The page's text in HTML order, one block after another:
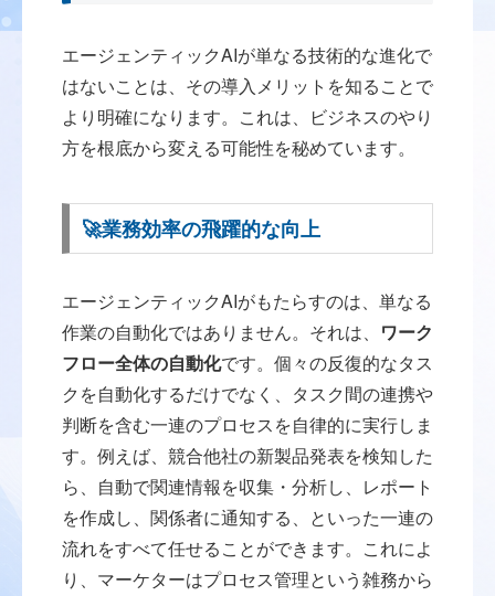
エージェンティックAIが単なる技術的な進化で
はないことは、その導入メリットを知ることで
より明確になります。これは、ビジネスのやり
方を根底から変える可能性を秘めています。
🚀業務効率の飛躍的な向上
エージェンティックAIがもたらすのは、単なる
作業の自動化ではありません。それは、 ワーク
フロー全体の自動化です。個々の反復的なタス
クを自動化するだけでなく、タスク間の連携や
判断を含む一連のプロセスを自律的に実行しま
す。例えば、競合他社の新製品発表を検知した
ら、自動で関連情報を収集・分析し、レポート
を作成し、関係者に通知する、といった一連の
流れをすべて任せることができます。これによ
り、マーケターはプロセス管理という雑務から